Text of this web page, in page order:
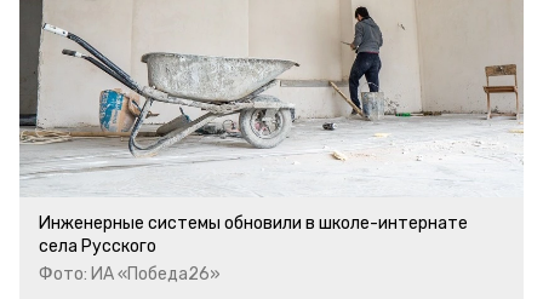
Инженерные системы обновили в школе-интернате
села Русского
Фото: ИА «Победа26»